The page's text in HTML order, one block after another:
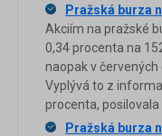
Pražská burza
Akciím na pražské
0,34 procenta na
naopak v červených
Vyplývá to z
procenta,
Pražská burza